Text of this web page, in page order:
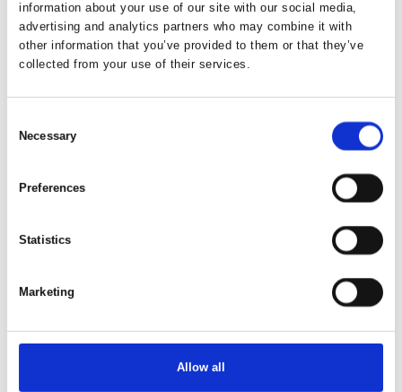
information about your use of our site with our social media,
advertising and analytics partners who may combine it with
other information that you’ve provided to them or that they’ve
collected from your use of their services.
Selection
Necessary
Preferences
Statistics
Marketing
Allow all
Start din kunstsamling - Surland &
Start din kunstsamling - KristianP